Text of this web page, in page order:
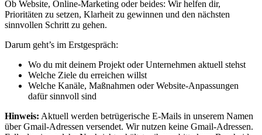
Ob Website, Online-Marketing oder beides: Wir helfen dir,
Prioritäten zu setzen, Klarheit zu gewinnen und den nächsten
sinnvollen Schritt zu gehen.
Darum geht’s im Erstgespräch:
Wo du mit deinem Projekt oder Unternehmen aktuell stehst
Welche Ziele du erreichen willst
Welche Kanäle, Maßnahmen oder Website-Anpassungen
dafür sinnvoll sind
Hinweis: Aktuell werden betrügerische E-Mails in unserem Namen
über Gmail-Adressen versendet. Wir nutzen keine Gmail-Adressen.